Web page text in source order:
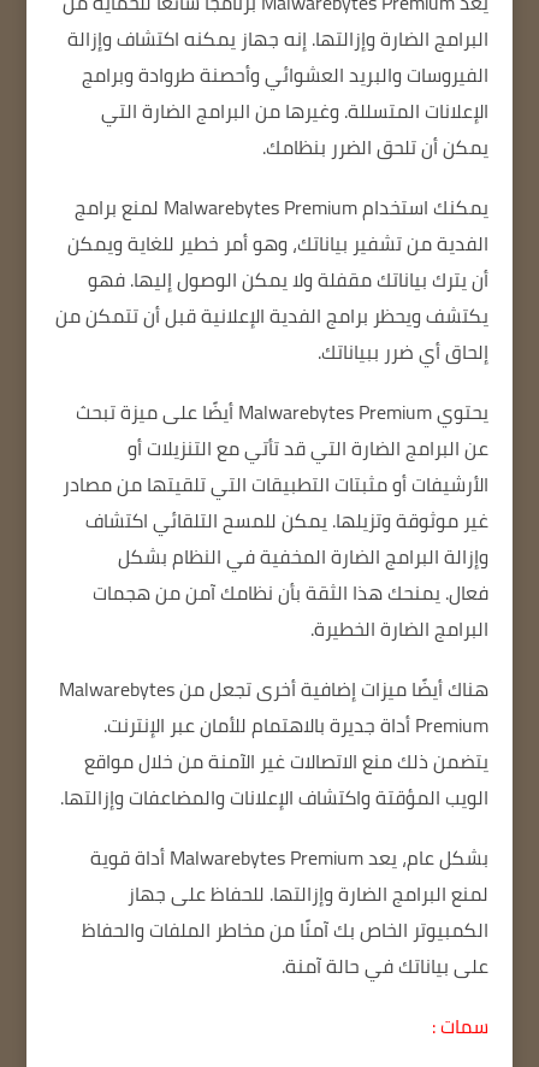
البرامج الضارة وإزالتها.إنه جهاز يمكنه اكتشاف وإزالة
الفيروسات والبريد العشوائي وأحصنة طروادة وبرامج
الإعلانات المتسللة. وغيرها من البرامج الضارة التي
يمكن أن تلحق الضرر بنظامك.
يمكنك استخدام Malwarebytes Premium لمنع برامج
الفدية من تشفير بياناتك، وهو أمر خطير للغاية ويمكن
أن يترك بياناتك مقفلة ولا يمكن الوصول إليها.فهو
يكتشف ويحظر برامج الفدية الإعلانية قبل أن تتمكن من
إلحاق أي ضرر ببياناتك.
يحتوي Malwarebytes Premium أيضًا على ميزة تبحث
عن البرامج الضارة التي قد تأتي مع التنزيلات أو
الأرشيفات أو مثبتات التطبيقات التي تلقيتها من مصادر
غير موثوقة وتزيلها.يمكن للمسح التلقائي اكتشاف
وإزالة البرامج الضارة المخفية في النظام بشكل
فعال.يمنحك هذا الثقة بأن نظامك آمن من هجمات
البرامج الضارة الخطيرة.
هناك أيضًا ميزات إضافية أخرى تجعل من Malwarebytes
Premium أداة جديرة بالاهتمام للأمان عبر الإنترنت.
يتضمن ذلك منع الاتصالات غير الآمنة من خلال مواقع
الويب المؤقتة واكتشاف الإعلانات والمضاعفات وإزالتها.
بشكل عام، يعد Malwarebytes Premium أداة قوية
لمنع البرامج الضارة وإزالتها. للحفاظ على جهاز
الكمبيوتر الخاص بك آمنًا من مخاطر الملفات والحفاظ
على بياناتك في حالة آمنة.
سمات :